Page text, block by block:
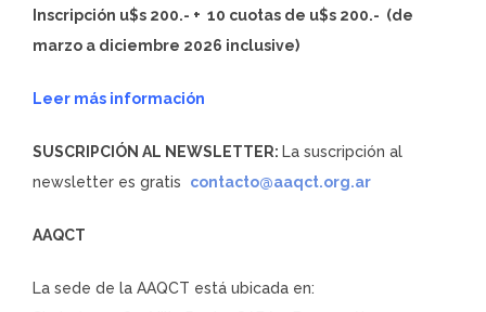
Inscripción u$s 200.- + 10 cuotas de u$s 200.- (de
marzo a diciembre 2026 inclusive)
Leer más información
SUSCRIPCIÓN AL NEWSLETTER: La suscripción al
newsletter es gratis contacto@aaqct.org.ar
AAQCT
La sede de la AAQCT está ubicada en: